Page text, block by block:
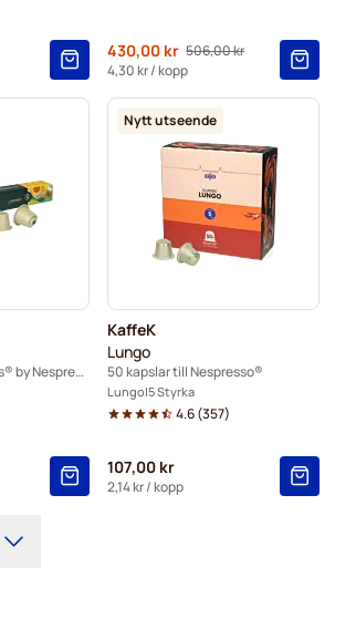
Ordinarie pris
506,00 kr
Från
430,00 kr
4,30 kr/ kopp
10 kapslar Starbucks® by Nespresso®
Nytt utseende
KaffeK
Lungo
50 kapslar till Nespresso®
Lungo 5 Styrka
4.6(357)
107,00 kr
2,14 kr/ kopp